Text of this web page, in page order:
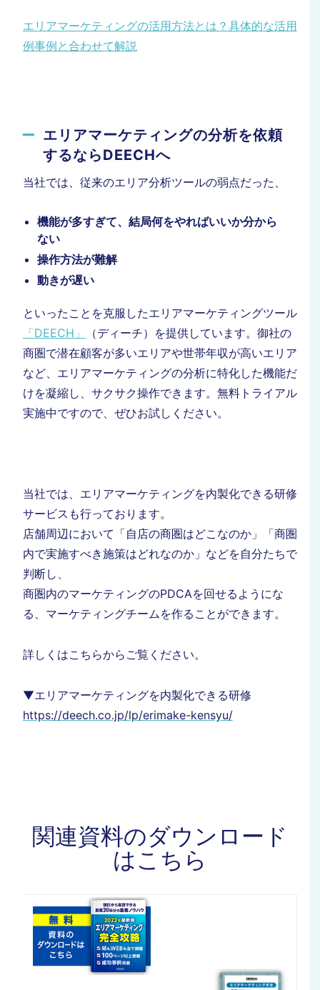
エリアマーケティングの活用方法とは？具体的な活用
例事例と合わせて解説
エリアマーケティングの分析を依頼
するならDEECHへ
当社では、従来のエリア分析ツールの弱点だった、
機能が多すぎて、結局何をやればいいか分から
ない
操作方法が難解
動きが遅い
といったことを克服したエリアマーケティングツール
「DEECH」
（ディーチ）を提供しています。御社の
商圏で潜在顧客が多いエリアや世帯年収が高いエリア
など、エリアマーケティングの分析に特化した機能だ
けを凝縮し、サクサク操作できます。 無料トライアル
実施中ですので、ぜひお試しください。
当社では、エリアマーケティングを内製化できる研修
サービスも行っております。
店舗周辺において「自店の商圏はどこなのか」「商圏
内で実施すべき施策はどれなのか」などを自分たちで
判断し、
商圏内のマーケティングのPDCAを回せるようにな
る、マーケティングチームを作ることができます。
詳しくはこちらからご覧ください。
▼エリアマーケティングを内製化できる研修
https://deech.co.jp/lp/erimake-kensyu/
関連資料のダウンロード
はこちら